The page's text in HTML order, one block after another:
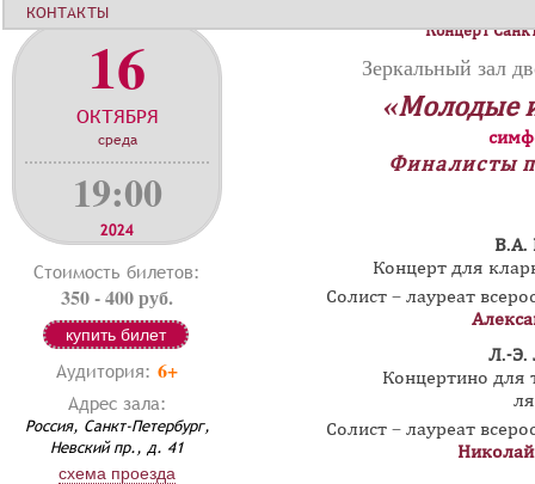
16
ОКТЯБРЯ
среда
19:00
2024
Стоимость билетов:
350 - 400 руб.
купить билет
Аудитория: 6+
Адрес зала:
Россия, Санкт-Петербург,
Невский пр., д. 41
схема проезда
Концерт
Зеркальный зал
«Молодые
Финалисты
В.А.
Концерт для
Солист – лауреат
Л.-Э.
Концертино для
Солист – лауреат
КОНТАКТЫ